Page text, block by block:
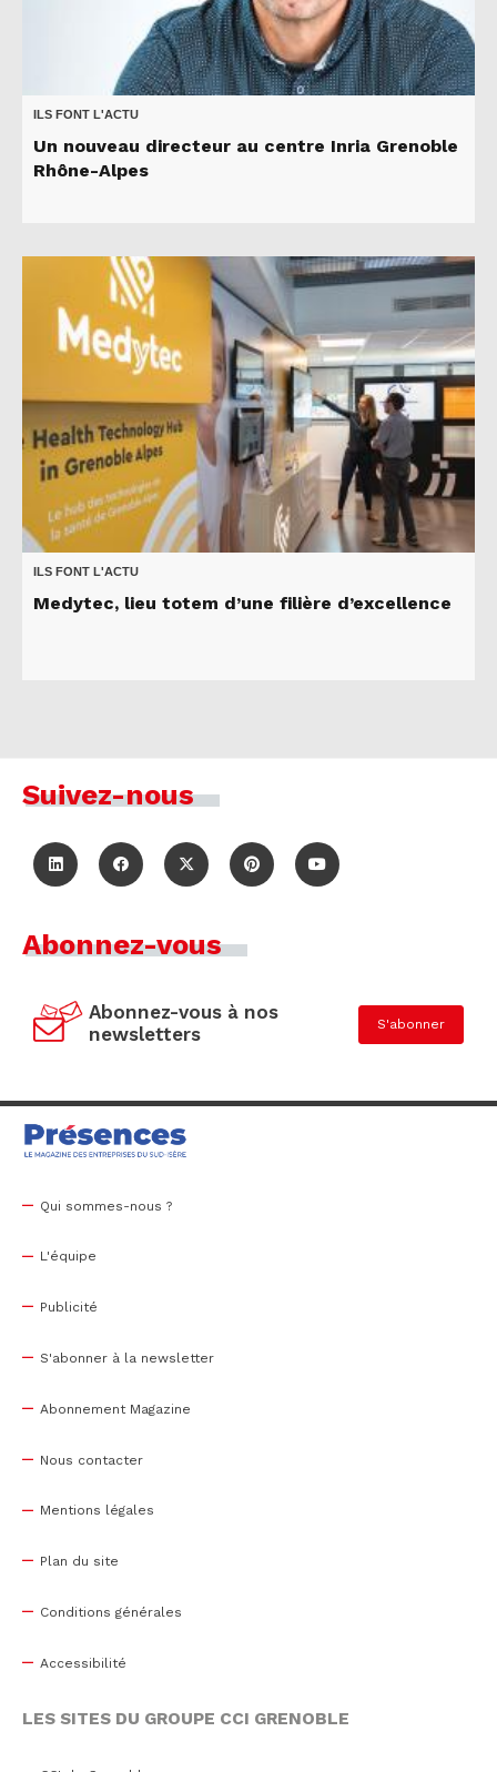
ILS FONT L'ACTU
Un nouveau directeur au centre Inria Grenoble
Rhône-Alpes
ILS FONT L'ACTU
Medytec, lieu totem d’une filière d’excellence
Suivez-nous
Abonnez-vous
Abonnez-vous à nos
newsletters
S'abonner
Qui sommes-nous ?
L'équipe
Publicité
S'abonner à la newsletter
Abonnement Magazine
Nous contacter
Mentions légales
Plan du site
Conditions générales
Accessibilité
LES SITES DU GROUPE CCI GRENOBLE